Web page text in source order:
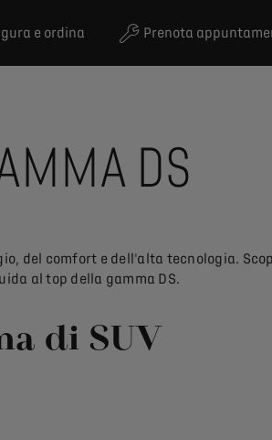
e ordina Prenota
DS
del comfort e dell'alta tecnologia.
al top della gamma DS.
di SUV